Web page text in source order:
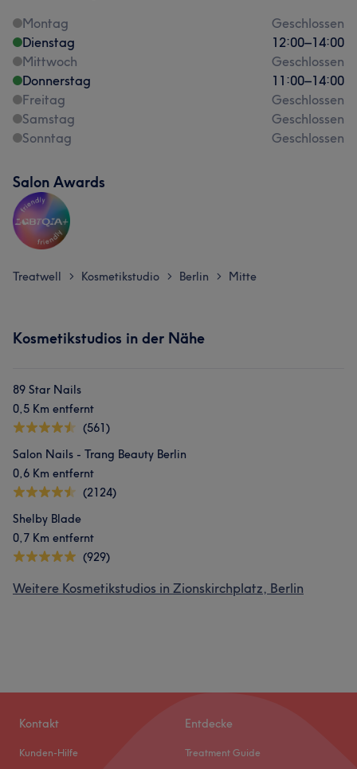
Montag
Geschlossen
Dienstag
12:00–14:00
Mittwoch
Geschlossen
Donnerstag
11:00–14:00
Freitag
Geschlossen
Samstag
Geschlossen
Sonntag
Geschlossen
Salon Awards
Treatwell > Kosmetikstudio > Berlin > Mitte
Kosmetikstudios in der Nähe
89 Star Nails
0,5 Km entfernt
(561)
Salon Nails - Trang Beauty Berlin
0,6 Km entfernt
(2124)
Shelby Blade
0,7 Km entfernt
(929)
Weitere Kosmetikstudios in Zionskirchplatz, Berlin
Kontakt
Kunden-Hilfe
Entdecke
Treatment Guide